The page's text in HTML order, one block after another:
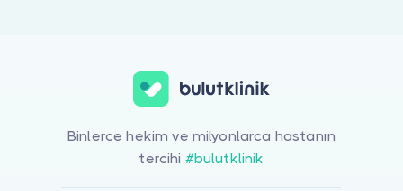
Binlerce hekim ve milyonlarca hastanın
tercihi #bulutklinik